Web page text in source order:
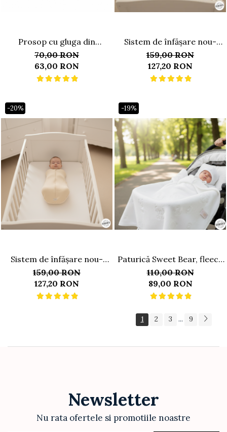
Prosop cu gluga din
muselina, blue
70,00 RON
63,00 RON
Sistem de înfășare nou-
nascut, model săculeț cu
aripi de susținere a brațelor,
0-3 luni (3-6 kg), Rosa
159,00 RON
127,20 RON
-20%
Sistem de înfășare nou-
născut, model săculeț cu
aripi de susținere a brațelor,
0-3 luni (3-6 kg), Vanilla
159,00 RON
127,20 RON
-19%
Paturică Sweet Bear, fleece
premium certificat
80x100cm
110,00 RON
89,00 RON
1 2 3 ... 9
Newsletter
Nu rata ofertele si promotiile noastre